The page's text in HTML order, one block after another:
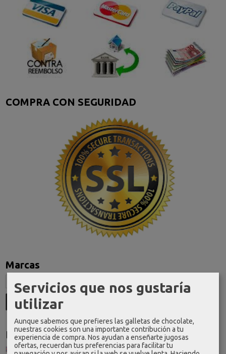
COMPRA CON SEGURIDAD
Marcas
Idioma
Servicios que nos gustaría
utilizar
Aunque sabemos que prefieres las galletas de chocolate,
nuestras cookies son una importante contribución a tu
experiencia de compra. Nos ayudan a enseñarte jugosas
ofertas, recuerdan tus preferencias para facilitar tu